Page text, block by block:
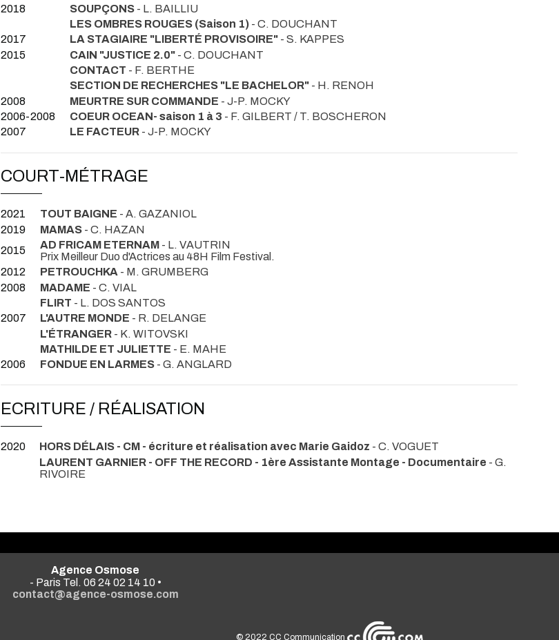
2018
SOUPÇONS - L. BAILLIU
LES OMBRES ROUGES (Saison 1) - C. DOUCHANT
2017
LA STAGIAIRE "LIBERTÉ PROVISOIRE" - S. KAPPES
2015
CAIN "JUSTICE 2.0" - C. DOUCHANT
CONTACT - F. BERTHE
SECTION DE RECHERCHES "LE BACHELOR" - H. RENOH
2008
MEURTRE SUR COMMANDE - J-P. MOCKY
2006-2008
COEUR OCEAN- saison 1 à 3 - F. GILBERT / T. BOSCHERON
2007
LE FACTEUR - J-P. MOCKY
COURT-MÉTRAGE
2021 TOUT BAIGNE - A. GAZANIOL
2019
MAMAS - C. HAZAN
2015
AD FRICAM ETERNAM - L. VAUTRIN
Prix Meilleur Duo d'Actrices au 48H Film Festival.
2012
PETROUCHKA - M. GRUMBERG
2008
MADAME - C. VIAL
FLIRT - L. DOS SANTOS
2007
L'AUTRE MONDE - R. DELANGE
L'ÉTRANGER - K. WITOVSKI
MATHILDE ET JULIETTE - E. MAHE
2006
FONDUE EN LARMES - G. ANGLARD
ECRITURE / RÉALISATION
2020 HORS DÉLAIS - CM - écriture et réalisation avec Marie Gaidoz - C. VOGUET
LAURENT GARNIER - OFF THE RECORD - 1ère Assistante Montage - Documentaire - G.
RIVOIRE
Agence Osmose
- Paris Tel. 06 24 02 14 10 •
contact@agence-osmose.com
© 2022 CC Communication